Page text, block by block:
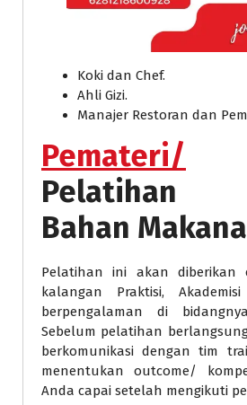
Koki dan Chef.
Ahli Gizi.
Manajer Restoran dan
Pemateri/
Pelatihan
Bahan
Pelatihan ini akan diberikan
kalangan Praktisi,
berpengalaman di
Sebelum pelatihan
berkomunikasi dengan tim
menentukan outcome/
Anda capai setelah mengikuti